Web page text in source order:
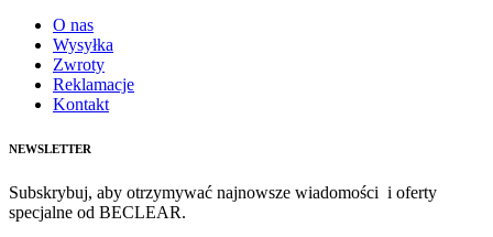
O nas
Wysyłka
Zwroty
Reklamacje
Kontakt
NEWSLETTER
Subskrybuj, aby otrzymywać najnowsze wiadomości i oferty
specjalne od BECLEAR.